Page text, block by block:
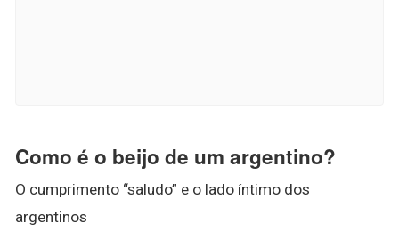
Como é o beijo de um argentino?
O cumprimento “saludo” e o lado íntimo dos
argentinos